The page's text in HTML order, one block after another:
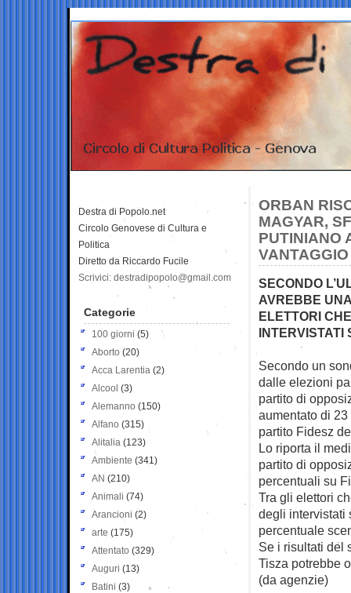
ORBAN
MAGYAR,
PUTINIANO
SECONDO
AVREBBE
ELETTORI
INTERVISTATI
Secondo un
dalle elezioni
partito di
aumentato di
partito Fidesz
Lo riporta il
partito di
percentuali su
Tra gli elettori
degli intervistati
percentuale
Se i risultati del
Tisza potrebbe
(da agenzie)
Destra di Popolo.net
Circolo Genovese di Cultura e
Politica
Diretto da Riccardo Fucile
Scrivici: destradipopolo@gmail.com
Categorie
100 giorni (5)
Aborto (20)
Acca Larentia (2)
Alcool (3)
Alemanno (150)
Alfano (315)
Alitalia (123)
Ambiente (341)
AN (210)
Animali (74)
Arancioni (2)
arte (175)
Attentato (329)
Auguri (13)
Batini (3)